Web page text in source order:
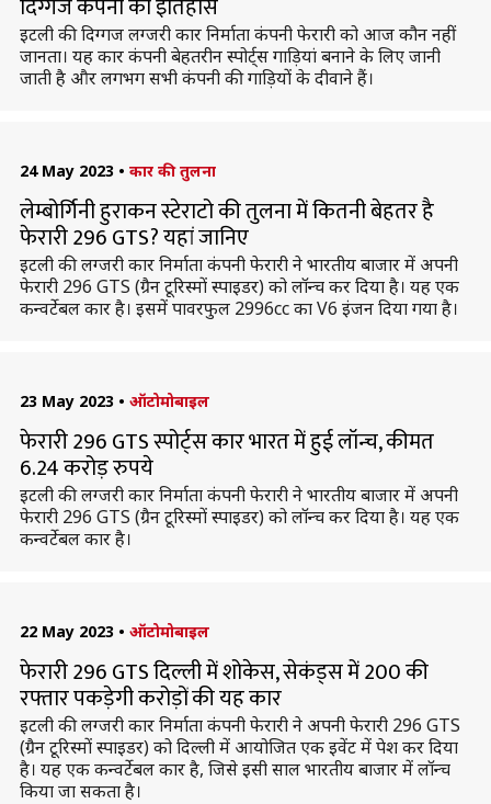
दिग्गज कंपनी का इतिहास
इटली की दिग्गज लग्जरी कार निर्माता कंपनी फेरारी को आज कौन नहीं
जानता। यह कार कंपनी बेहतरीन स्पोर्ट्स गाड़ियां बनाने के लिए जानी
जाती है और लगभग सभी कंपनी की गाड़ियों के दीवाने हैं।
24 May 2023 • कार की तुलना
लेम्बोर्गिनी हुराकन स्टेराटो की तुलना में कितनी बेहतर है
फेरारी 296 GTS? यहां जानिए
इटली की लग्जरी कार निर्माता कंपनी फेरारी ने भारतीय बाजार में अपनी
फेरारी 296 GTS (ग्रैन टूरिस्मों स्पाइडर) को लॉन्च कर दिया है। यह एक
कन्वर्टेबल कार है। इसमें पावरफुल 2996cc का V6 इंजन दिया गया है।
23 May 2023 • ऑटोमोबाइल
फेरारी 296 GTS स्पोर्ट्स कार भारत में हुई लॉन्च, कीमत
6.24 करोड़ रुपये
इटली की लग्जरी कार निर्माता कंपनी फेरारी ने भारतीय बाजार में अपनी
फेरारी 296 GTS (ग्रैन टूरिस्मों स्पाइडर) को लॉन्च कर दिया है। यह एक
कन्वर्टेबल कार है।
22 May 2023 • ऑटोमोबाइल
फेरारी 296 GTS दिल्ली में शोकेस, सेकंड्स में 200 की
रफ्तार पकड़ेगी करोड़ों की यह कार
इटली की लग्जरी कार निर्माता कंपनी फेरारी ने अपनी फेरारी 296 GTS
(ग्रैन टूरिस्मों स्पाइडर) को दिल्ली में आयोजित एक इवेंट में पेश कर दिया
है। यह एक कन्वर्टेबल कार है, जिसे इसी साल भारतीय बाजार में लॉन्च
किया जा सकता है।